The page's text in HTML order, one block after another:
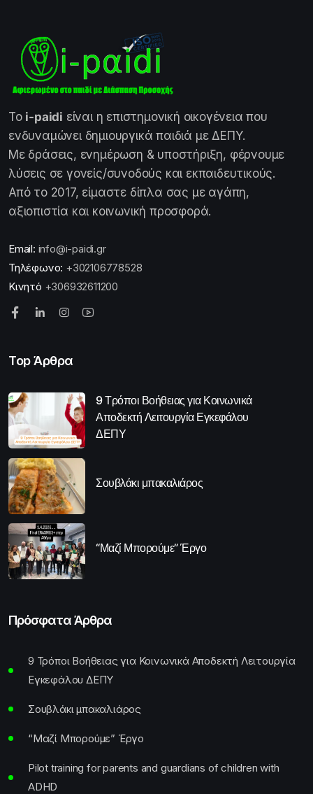
Το i-paidi είναι η επιστημονική οικογένεια που
ενδυναμώνει δημιουργικά παιδιά με ΔΕΠΥ.
Με δράσεις, ενημέρωση & υποστήριξη, φέρνουμε
λύσεις σε γονείς/συνοδούς και εκπαιδευτικούς.
Από το 2017, είμαστε δίπλα σας με αγάπη,
αξιοπιστία και κοινωνική προσφορά.
Email: info@i-paidi.gr
Τηλέφωνο: +302106778528
Κινητό +306932611200
Top Άρθρα
9 Τρόποι Βοήθειας για Κοινωνικά
Αποδεκτή Λειτουργία Εγκεφάλου
ΔΕΠΥ
Σουβλάκι μπακαλιάρος
“Μαζί Μπορούμε” Έργο
Πρόσφατα Άρθρα
9 Τρόποι Βοήθειας για Κοινωνικά Αποδεκτή Λειτουργία
Εγκεφάλου ΔΕΠΥ
Σουβλάκι μπακαλιάρος
“Μαζί Μπορούμε” Έργο
Pilot training for parents and guardians of children with
ADHD